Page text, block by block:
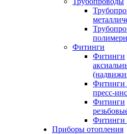
Фитинги
Фитинги
Фитинги
пресс-
Фитинги
Фитинги
Приборы отопления